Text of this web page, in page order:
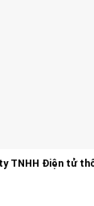
TNHH Điện tử